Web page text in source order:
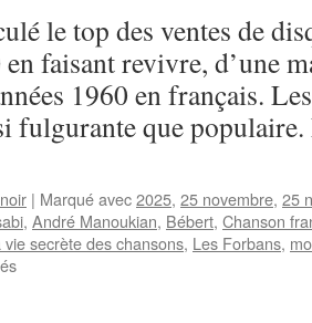
le top des ventes de
en faisant revivre, d’une
1960 en français.
fulgurante que
| Marqué avec2025, 25 novembre, 25
, André Manoukian, Bébert, Chanson
vie secrète des chansons, Les Forbans,
sur